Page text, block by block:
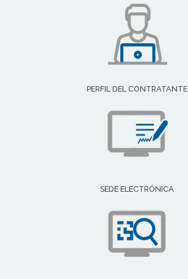
PERFIL DEL CONTRATANTE
SEDE ELECTRÓNICA